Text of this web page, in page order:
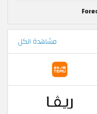
مشاهدة الكل